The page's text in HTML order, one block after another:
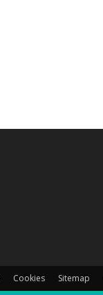
Cookies Sitemap